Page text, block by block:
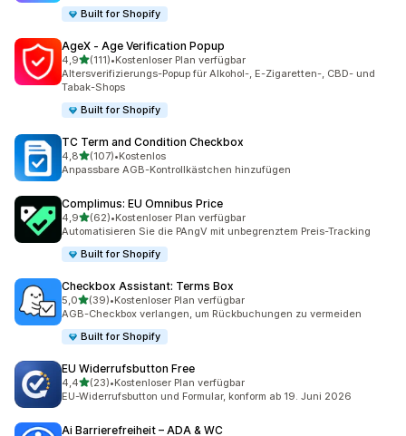
Built for Shopify
AgeX ‑ Age Verification Popup
4,9von 5 Sternen
(111)
111 Rezensionen insgesamt
•Kostenloser Plan verfügbar
Altersverifizierungs-Popup für Alkohol-, E-Zigaretten-, CBD- und
Tabak-Shops
Built for Shopify
TC Term and Condition Checkbox
4,8von 5 Sternen
(107)
107 Rezensionen insgesamt
•Kostenlos
Anpassbare AGB-Kontrollkästchen hinzufügen
Complimus: EU Omnibus Price
4,9von 5 Sternen
(62)
62 Rezensionen insgesamt
•Kostenloser Plan verfügbar
Automatisieren Sie die PAngV mit unbegrenztem Preis-Tracking
Built for Shopify
Checkbox Assistant: Terms Box
5,0von 5 Sternen
(39)
39 Rezensionen insgesamt
•Kostenloser Plan verfügbar
AGB-Checkbox verlangen, um Rückbuchungen zu vermeiden
Built for Shopify
EU Widerrufsbutton Free
4,4von 5 Sternen
(23)
23 Rezensionen insgesamt
•Kostenloser Plan verfügbar
EU-Widerrufsbutton und Formular, konform ab 19. Juni 2026
Ai Barrierefreiheit – ADA & WC